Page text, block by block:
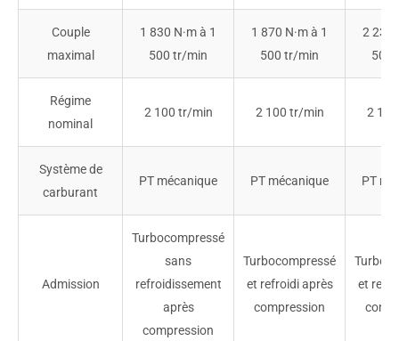
Couple
maximal
1 830 N·m à 1
500 tr/min
1 870 N·m à 1
500 tr/min
2 237
500
Régime
nominal
2 100 tr/min 2 100 tr/min 2
Système de
carburant
PT mécanique PT mécanique PT
Admission
Turbocompressé
sans
refroidissement
après
compression
Turbocompressé
et refroidi après
compression
et